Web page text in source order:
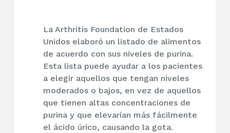
La Arthritis Foundation de Estados
Unidos elaboró un listado de alimentos
de acuerdo con sus niveles de purina.
Esta lista puede ayudar a los pacientes
a elegir aquellos que tengan niveles
moderados o bajos, en vez de aquellos
que tienen altas concentraciones de
purina y que elevarían más fácilmente
el ácido úrico, causando la gota.